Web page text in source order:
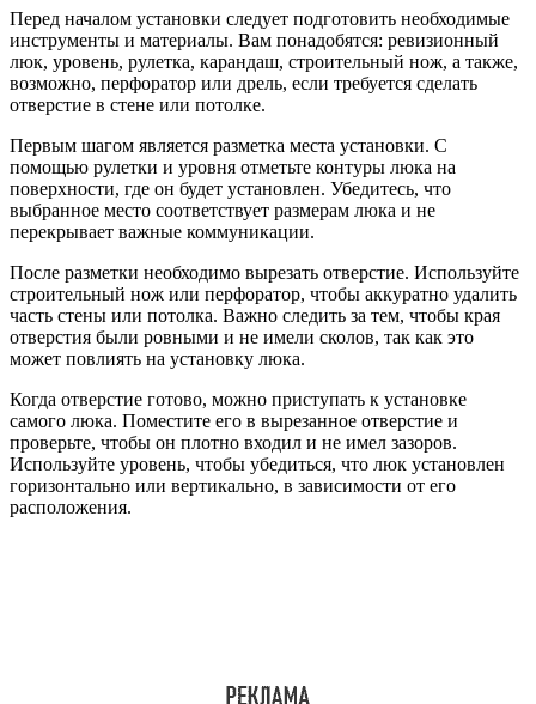
Перед началом установки следует подготовить необходимые
инструменты и материалы. Вам понадобятся: ревизионный
люк, уровень, рулетка, карандаш, строительный нож, а также,
возможно, перфоратор или дрель, если требуется сделать
отверстие в стене или потолке.
Первым шагом является разметка места установки. С
помощью рулетки и уровня отметьте контуры люка на
поверхности, где он будет установлен. Убедитесь, что
выбранное место соответствует размерам люка и не
перекрывает важные коммуникации.
После разметки необходимо вырезать отверстие. Используйте
строительный нож или перфоратор, чтобы аккуратно удалить
часть стены или потолка. Важно следить за тем, чтобы края
отверстия были ровными и не имели сколов, так как это
может повлиять на установку люка.
Когда отверстие готово, можно приступать к установке
самого люка. Поместите его в вырезанное отверстие и
проверьте, чтобы он плотно входил и не имел зазоров.
Используйте уровень, чтобы убедиться, что люк установлен
горизонтально или вертикально, в зависимости от его
расположения.